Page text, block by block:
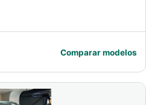
Comparar modelos